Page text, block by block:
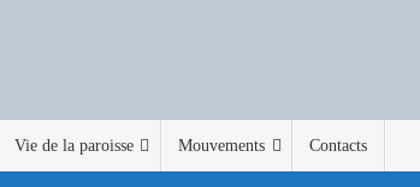
Vie de la paroisse Mouvements Contacts